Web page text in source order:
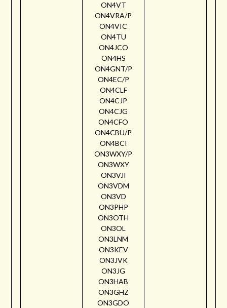
ON4VT
ON4VRA/P
ON4VIC
ON4TU
ON4JCO
ON4HS
ON4GNT/P
ON4EC/P
ON4CLF
ON4CJP
ON4CJG
ON4CFO
ON4CBU/P
ON4BCI
ON3WXY/P
ON3WXY
ON3VJI
ON3VDM
ON3VD
ON3PHP
ON3OTH
ON3OL
ON3LNM
ON3KEV
ON3JVK
ON3JG
ON3HAB
ON3GHZ
ON3GDO